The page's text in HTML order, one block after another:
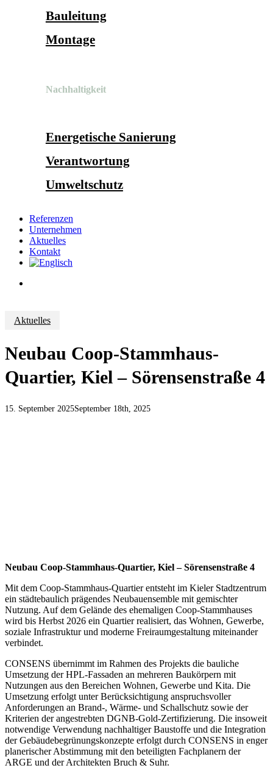
Bauleitung
Montage
Nachhaltigkeit
Energetische Sanierung
Verantwortung
Umweltschutz
Referenzen
Unternehmen
Aktuelles
Kontakt
Aktuelles
Neubau Coop-Stammhaus-
Quartier, Kiel – Sörensenstraße 4
15. September 2025September 18th, 2025
Neubau Coop-Stammhaus-Quartier, Kiel – Sörensenstraße 4
Mit dem Coop-Stammhaus-Quartier entsteht im Kieler Stadtzentrum
ein städtebaulich prägendes Neubauensemble mit gemischter
Nutzung. Auf dem Gelände des ehemaligen Coop-Stammhauses
wird bis Herbst 2026 ein Quartier realisiert, das Wohnen, Gewerbe,
soziale Infrastruktur und moderne Freiraumgestaltung miteinander
verbindet.
CONSENS übernimmt im Rahmen des Projekts die bauliche
Umsetzung der HPL-Fassaden an mehreren Baukörpern mit
Nutzungen aus den Bereichen Wohnen, Gewerbe und Kita. Die
Umsetzung erfolgt unter Berücksichtigung anspruchsvoller
Anforderungen an Brand-, Wärme- und Schallschutz sowie der
Kriterien der angestrebten DGNB-Gold-Zertifizierung. Die insoweit
notwendige Verwendung nachhaltiger Baustoffe und die Integration
der Gebäudebegrünungskonzepte erfolgt durch CONSENS in enger
planerischer Abstimmung mit den beteiligten Fachplanern der
ARGE und der Architekten Bruch & Suhr.